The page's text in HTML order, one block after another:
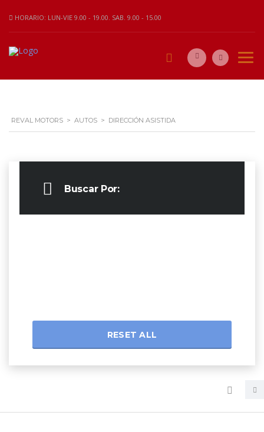
HORARIO: LUN-VIE 9.00 - 19.00. SAB. 9.00 - 15.00
REVAL MOTORS > AUTOS > DIRECCIÓN ASISTIDA
Buscar Por:
RESET ALL